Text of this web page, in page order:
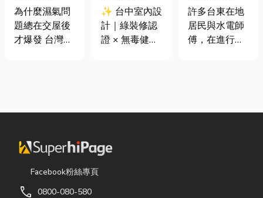
氣重怎麼辦？
全屋除濕機＋
全熱交換器整
為什麼濕氣問
題總在交屋後
才爆發 台灣氣
同步規劃空氣
濕氣會躲進看
不到的地方持
續發酵。常見
更衣間、衣帽
證 × 無毒健康
建材，打造安
全、舒適又有
✨ 台中室內設
計｜綠裝修認
證 × 無毒健康
其實一間專業
不只是提供空
安全耐用的居
家環境
許多台東在地
居民與水電師
傅，在進行居
料行採購。除
Facebook粉絲專頁
call 0800-080-580